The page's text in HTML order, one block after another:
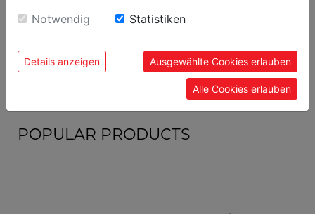
general data
EAN code 9120058375583
POPULAR PRODUCTS
Einwilligung zu unseren Cookies.
Notwendig Statistiken
Details anzeigen Ausgewählte Cookies erlauben
Alle Cookies erlauben